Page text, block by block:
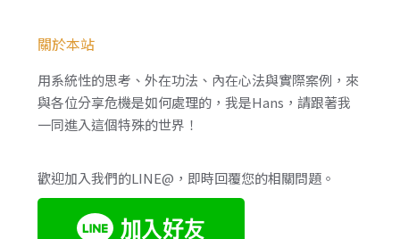
關於本站
用系統性的思考、外在功法、內在心法與實際案例，來
與各位分享危機是如何處理的，我是Hans，請跟著我
一同進入這個特殊的世界！
歡迎加入我們的LINE@，即時回覆您的相關問題。